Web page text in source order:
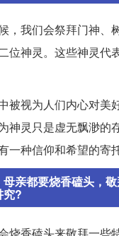
，我们会祭拜门神、
位神灵。这些神灵代
被视为人们内心对美
神灵只是虚无飘渺的
一种信仰和希望的寄托
亲都要烧香磕头，
究?